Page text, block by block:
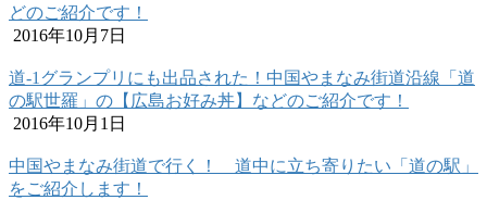
どのご紹介です！
2016年10月7日
道-1グランプリにも出品された！中国やまなみ街道沿線「道
の駅世羅」の【広島お好み丼】などのご紹介です！
2016年10月1日
中国やまなみ街道で行く！ 道中に立ち寄りたい「道の駅」
をご紹介します！